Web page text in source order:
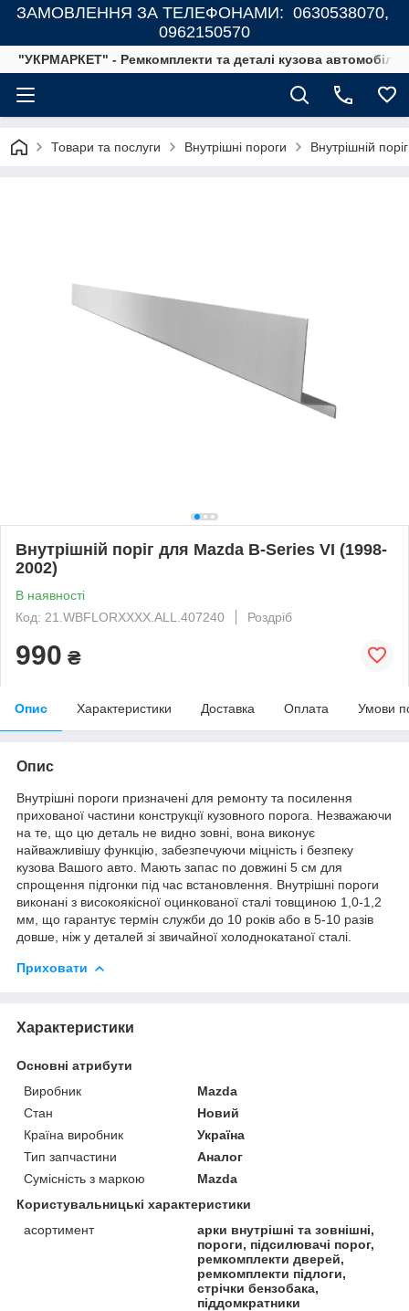
ЗАМОВЛЕННЯ ЗА ТЕЛЕФОНАМИ: 0630538070,
0962150570
"УКРМАРКЕТ" - Ремкомплекти та деталі кузова автомобілів
Товари та послуги Внутрішні пороги Внутрішній
Внутрішній поріг для Mazda B-Series VI (1998-
2002)
В наявності
Код: 21.WBFLORXXXX.ALL.407240
Роздріб
990 ₴
Опис Характеристики Доставка Оплата Умови
Опис
Внутрішні пороги призначені для ремонту та посилення
прихованої частини конструкції кузовного порога. Незважаючи
на те, що цю деталь не видно зовні, вона виконує
найважливішу функцію, забезпечуючи міцність і безпеку
кузова Вашого авто. Мають запас по довжині 5 см для
спрощення підгонки під час встановлення. Внутрішні пороги
виконані з високоякісної оцинкованої сталі товщиною 1,0-1,2
мм, що гарантує термін служби до 10 років або в 5-10 разів
довше, ніж у деталей зі звичайної холоднокатаної сталі.
Приховати
Характеристики
Основні атрибути
Виробник
Mazda
Стан
Новий
Країна виробник
Україна
Тип запчастини
Аналог
Сумісність з маркою
Mazda
Користувальницькі характеристики
асортимент
арки внутрішні та зовнішні,
пороги, підсилювачі порог,
ремкомплекти дверей,
ремкомплекти підлоги,
стрічки бензобака,
піддомкратники